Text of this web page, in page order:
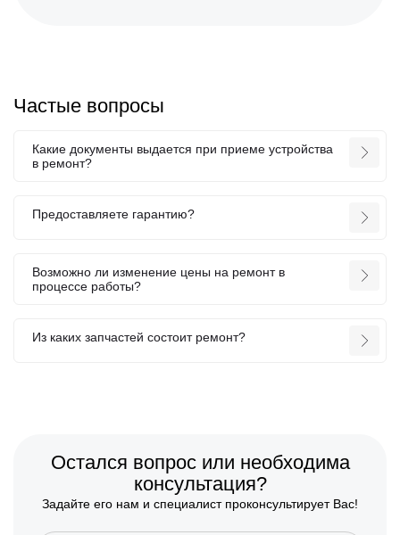
Частые вопросы
Какие документы выдается при приеме устройства
в ремонт?
Предоставляете гарантию?
Возможно ли изменение цены на ремонт в
процессе работы?
Из каких запчастей состоит ремонт?
Остался вопрос или необходима
консультация?
Задайте его нам и специалист проконсультирует Вас!